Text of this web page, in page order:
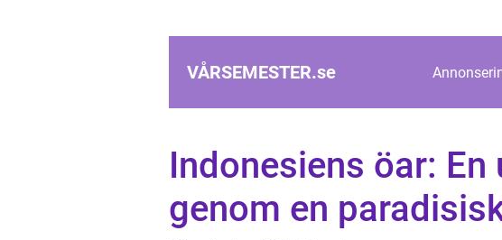
VÅRSEMESTER.se
Indonesiens öar:
genom en